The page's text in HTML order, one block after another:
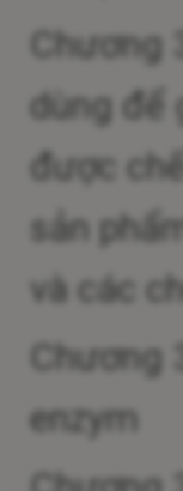
Chương
dùng để
được
sản
và các
Chương
enzym